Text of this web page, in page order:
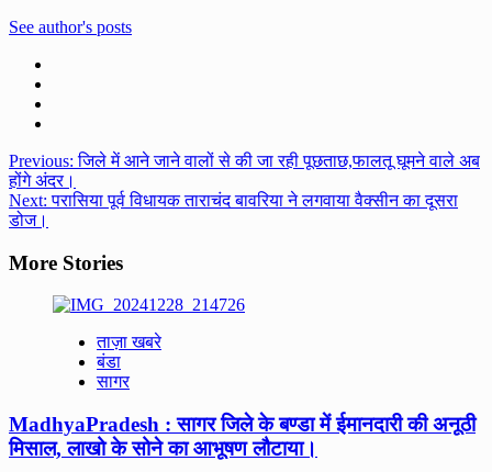
See author's posts
Post
navigation
Previous:जिले में आने जाने वालों से की जा रही पूछताछ,फालतू घूमने वाले अब
होंगे अंदर।
Next:परासिया पूर्व विधायक ताराचंद बावरिया ने लगवाया वैक्सीन का दूसरा
डोज।
More Stories
ताज़ा खबरे
बंडा
सागर
MadhyaPradesh : सागर जिले के बण्डा में ईमानदारी की अनूठी
मिसाल, लाखो के सोने का आभूषण लौटाया।